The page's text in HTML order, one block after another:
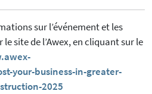
sur l’événement et les
site de l’Awex, en cliquant sur le
your-business-in-greater-
2025